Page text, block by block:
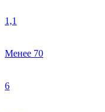
1,1
Менее 70
6